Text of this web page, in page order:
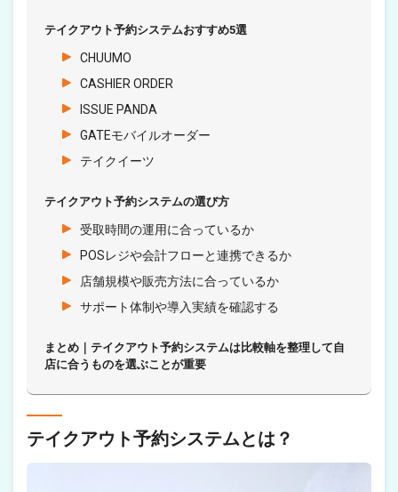
テイクアウト予約システムおすすめ5選
CHUUMO
CASHIER ORDER
ISSUE PANDA
GATEモバイルオーダー
テイクイーツ
テイクアウト予約システムの選び方
受取時間の運用に合っているか
POSレジや会計フローと連携できるか
店舗規模や販売方法に合っているか
サポート体制や導入実績を確認する
まとめ｜テイクアウト予約システムは比較軸を整理して自
店に合うものを選ぶことが重要
テイクアウト予約システムとは？